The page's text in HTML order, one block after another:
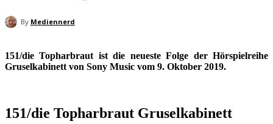
By Mediennerd
151/die Topharbraut ist die neueste Folge der Hörspielreihe
Gruselkabinett von Sony Music vom 9. Oktober 2019.
151/die Topharbraut Gruselkabinett